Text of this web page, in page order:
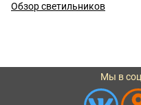
Обзор светильников
Мы в